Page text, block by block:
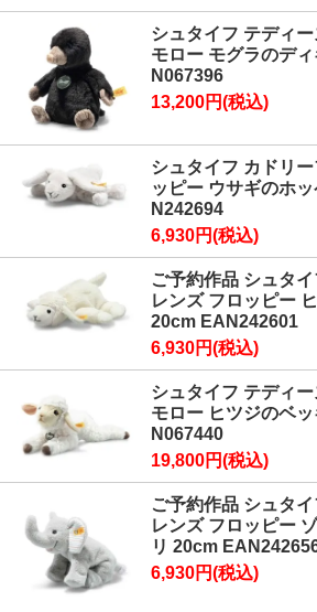
シュタイフ テディ
モロー モグラのデ
N067396
13,200円(税込)
シュタイフ カドリ
ッピー ウサギのホ
N242694
6,930円(税込)
ご予約作品 シュタ
レンズ フロッピー
20cm EAN242601
6,930円(税込)
シュタイフ テディ
モロー ヒツジのベ
N067440
19,800円(税込)
ご予約作品 シュタ
レンズ フロッピー
リ 20cm
6,930円(税込)